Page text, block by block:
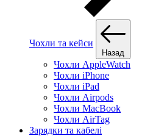
Чохли та кейси
Назад
Чохли AppleWatch
Чохли iPhone
Чохли iPad
Чохли Airpods
Чохли MacBook
Чохли AirTag
Зарядки та кабелі